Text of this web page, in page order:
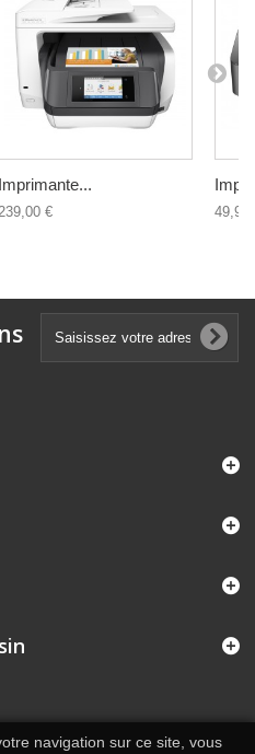
Imprimante...
€ 49,90
navigation sur ce site, vous